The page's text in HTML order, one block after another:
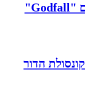
PS5: נחשף משחק ראשון בשם "Godfall"
הדור